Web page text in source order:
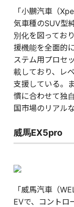
「小鵬汽車（
気車種のSUV型
別化を図ってお
援機能を全面的
ステム用プロセ
載しており、レ
支援している。
慣に合わせて独
国市場のリアル
威馬EX5pro
「威馬汽車（
EVで、コント